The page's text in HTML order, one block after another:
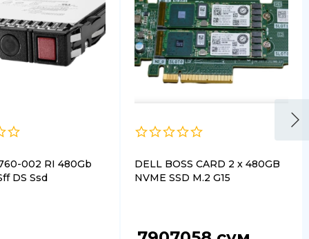
002 RI 480Gb
DS Ssd
DELL BOSS CARD 2 x 480GB
NVME SSD M.2 G15